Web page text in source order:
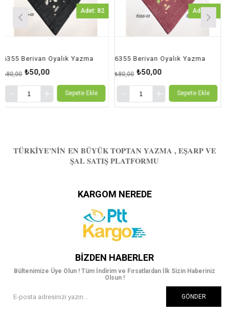
Oyalık Yazma
₺50,00
Adet: 82
Sepete Ekle
6355 Berivan Oyalık Yazma
₺50,00
Adet: 30
Sepete Ekle
TÜRKIYE'NIN EN BÜYÜK TOPTAN YAZMA , EŞARP VE
ŞAL SATIŞ PLATFORMU
KARGOM NEREDE
BIZDEN HABERLER
Bültenimize Üye Olun ! Tüm İndirim ve Fırsatlardan İlk Sizin Haberiniz
Olsun !
GÖNDER